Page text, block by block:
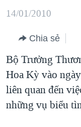
chính
hướng
chính
Đi
tới
THẾ GIỚI
DIỄN ĐÀN
MỤC
TỰ DO BÁO CHÍ
VẠCH TRẦN TIN
CHUYÊN ĐỀ
CHIẾN TRANH
TẠI
HỌC TIẾNG ANH
14/01/2010
Chia sẻ
Bộ Trưởng
Hoa Kỳ vào
liên quan đến
những vụ biểu